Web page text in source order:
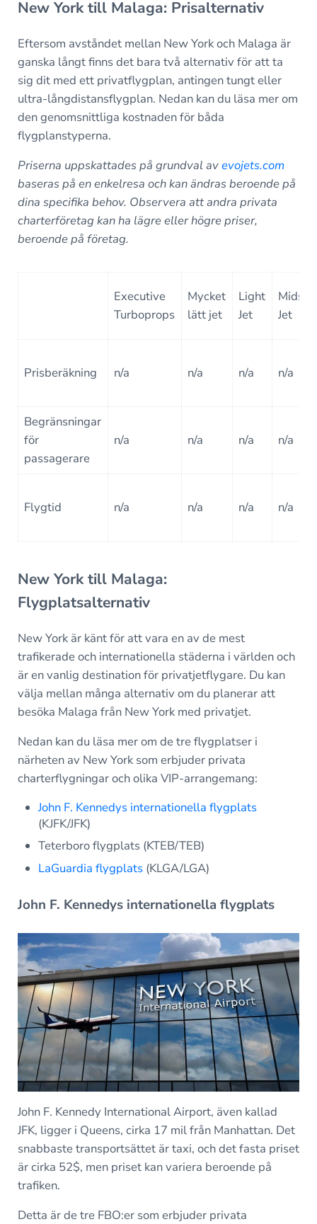
New York till Malaga: Prisalternativ
Eftersom avståndet mellan New York och Malaga är
ganska långt finns det bara två alternativ för att ta
sig dit med ett privatflygplan, antingen tungt eller
ultra-långdistansflygplan. Nedan kan du läsa mer om
den genomsnittliga kostnaden för båda
flygplanstyperna.
Priserna uppskattades på grundval avevojets.com
baseras på en enkelresa och kan ändras beroende på
dina specifika behov. Observera att andra privata
charterföretag kan ha lägre eller högre priser,
beroende på företag.
Executive
Turboprops
Mycket
lätt jet
Light
Jet
Jet
Prisberäkning n/a n/a n/a n/a
Begränsningar
för
passagerare
n/a n/a n/a n/a
Flygtid n/a n/a n/a n/a
New York till Malaga:
Flygplatsalternativ
New York är känt för att vara en av de mest
trafikerade och internationella städerna i världen och
är en vanlig destination för privatjetflygare. Du kan
välja mellan många alternativ om du planerar att
besöka Malaga från New York med privatjet.
Nedan kan du läsa mer om de tre flygplatser i
närheten av New York som erbjuder privata
charterflygningar och olika VIP-arrangemang:
John F. Kennedys internationella flygplats
(KJFK/JFK)
Teterboro flygplats (KTEB/TEB)
LaGuardia flygplats (KLGA/LGA)
John F. Kennedys internationella flygplats
John F. Kennedy International Airport, även kallad
JFK, ligger i Queens, cirka 17 mil från Manhattan. Det
snabbaste transportsättet är taxi, och det fasta priset
är cirka 52$, men priset kan variera beroende på
trafiken.
Detta är de tre FBO:er som erbjuder privata